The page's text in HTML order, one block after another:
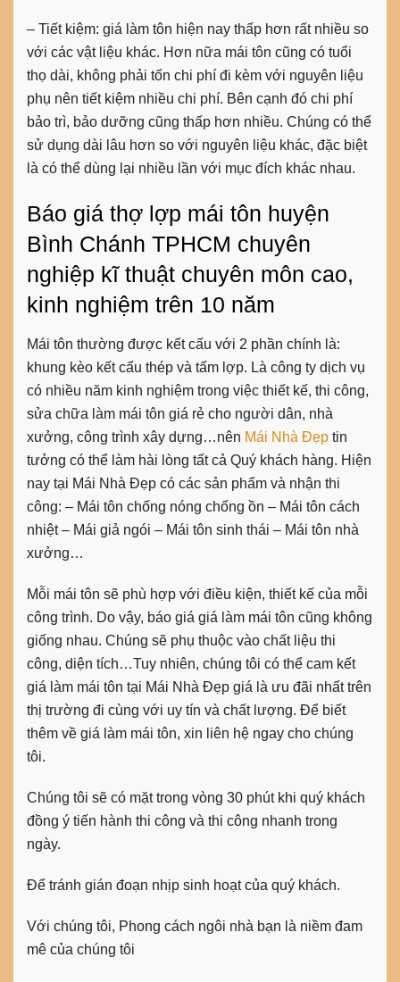
– Tiết kiệm: giá làm tôn hiện nay thấp hơn rất nhiều so
với các vật liệu khác. Hơn nữa mái tôn cũng có tuổi
thọ dài, không phải tốn chi phí đi kèm với nguyên liệu
phụ nên tiết kiệm nhiều chi phí. Bên cạnh đó chi phí
bảo trì, bảo dưỡng cũng thấp hơn nhiều. Chúng có thể
sử dụng dài lâu hơn so với nguyên liệu khác, đặc biệt
là có thể dùng lại nhiều lần với mục đích khác nhau.
Báo giá thợ lợp mái tôn huyện
Bình Chánh TPHCM chuyên
nghiệp kĩ thuật chuyên môn cao,
kinh nghiệm trên 10 năm
Mái tôn thường được kết cấu với 2 phần chính là:
khung kèo kết cấu thép và tấm lợp. Là công ty dịch vụ
có nhiều năm kinh nghiệm trong việc thiết kế, thi công,
sửa chữa làm mái tôn giá rẻ cho người dân, nhà
xưởng, công trình xây dựng…nên Mái Nhà Đẹp tin
tưởng có thể làm hài lòng tất cả Quý khách hàng. Hiện
nay tại Mái Nhà Đẹp có các sản phẩm và nhận thi
công: – Mái tôn chống nóng chống ồn – Mái tôn cách
nhiệt – Mái giả ngói – Mái tôn sinh thái – Mái tôn nhà
xưởng…
Mỗi mái tôn sẽ phù hợp với điều kiện, thiết kế của mỗi
công trình. Do vậy, báo giá giá làm mái tôn cũng không
giống nhau. Chúng sẽ phụ thuộc vào chất liệu thi
công, diện tích…Tuy nhiên, chúng tôi có thể cam kết
giá làm mái tôn tại Mái Nhà Đẹp giá là ưu đãi nhất trên
thị trường đi cùng với uy tín và chất lượng. Để biết
thêm về giá làm mái tôn, xin liên hệ ngay cho chúng
tôi.
Chúng tôi sẽ có mặt trong vòng 30 phút khi quý khách
đồng ý tiến hành thi công và thi công nhanh trong
ngày.
Để tránh gián đoạn nhịp sinh hoạt của quý khách.
Với chúng tôi, Phong cách ngôi nhà bạn là niềm đam
mê của chúng tôi